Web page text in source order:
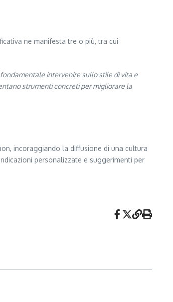
ne manifesta tre o più, tra cui
fondamentale intervenire sullo stile di vita e
strumenti concreti per migliorare la
incoraggiando la diffusione di una cultura
personalizzate e suggerimenti per